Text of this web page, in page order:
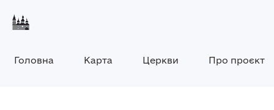
Головна Карта Церкви Про проєкт